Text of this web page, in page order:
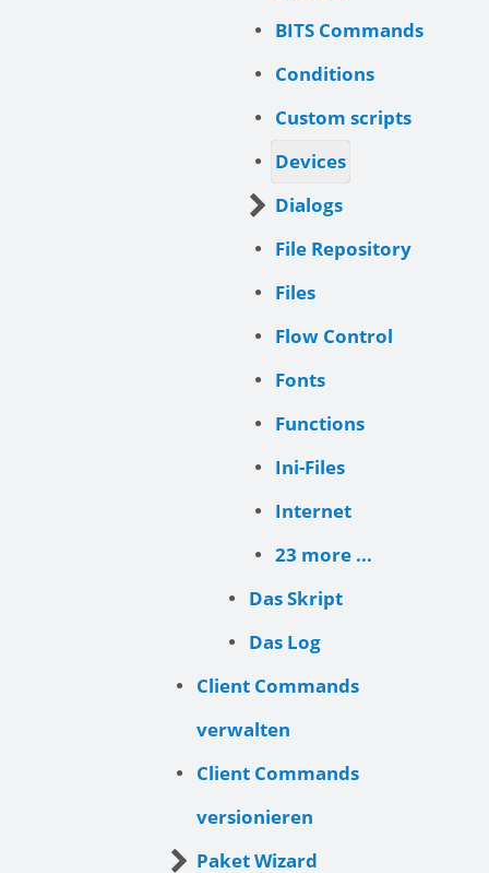
BITS Commands
Conditions
Custom scripts
Devices
Dialogs
File Repository
Files
Flow Control
Fonts
Functions
Ini-Files
Internet
23 more ...
Das Skript
Das Log
Client Commands
verwalten
Client Commands
versionieren
Paket Wizard